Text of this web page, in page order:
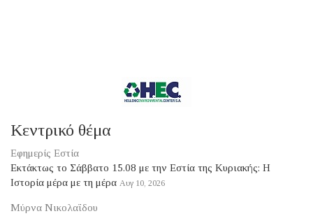
Κεντρικό θέμα
Εφημερίς Εστία
Eκτάκτως το Σάββατο 15.08 με την Εστία της Κυριακής: Η
Ιστορία μέρα με τη μέρα Αυγ 10, 2026
Μύρνα Νικολαΐδου